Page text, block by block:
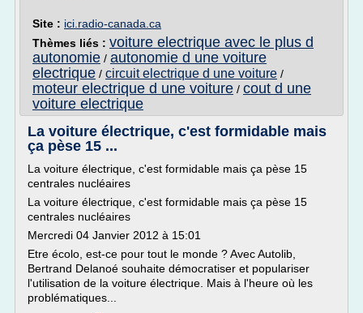
Site : ici.radio-canada.ca
Thèmes liés : voiture electrique avec le plus d
autonomie / autonomie d une voiture
electrique / circuit electrique d une voiture /
moteur electrique d une voiture / cout d une
voiture electrique
La voiture électrique, c'est formidable mais
ça pèse 15 ...
La voiture électrique, c'est formidable mais ça pèse 15
centrales nucléaires
La voiture électrique, c'est formidable mais ça pèse 15
centrales nucléaires
Mercredi 04 Janvier 2012 à 15:01
Etre écolo, est-ce pour tout le monde ? Avec Autolib,
Bertrand Delanoé souhaite démocratiser et populariser
l'utilisation de la voiture électrique. Mais à l'heure où les
problématiques...